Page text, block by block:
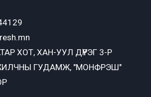
ХОТ,ХАН-УУЛ ДҮҮРЭГ 3-Р
ГУДАМЖ, "МОНФРЭШ"